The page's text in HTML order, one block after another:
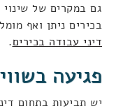
גם במקרים של
בכירים ניתן ואף
דיני עבודה בכירים.
פגיעה
יש תביעות בתחום